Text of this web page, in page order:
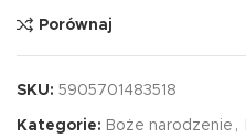
Porównaj
SKU: 5905701483518
Kategorie: Boże narodzenie ,